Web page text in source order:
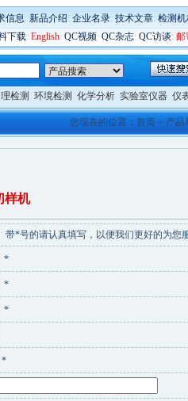
信息: 新品介绍: 企业名录: 技术文章: 检测机
下载: English: QC视频: QC杂志: QC访谈: 邮
检测 环境检测 化学分析 实验室仪器 仪
您现在的位置： 首页 > 产品
样机
带*号的请认真填写，以便我们更好的为您
*
*
*
*